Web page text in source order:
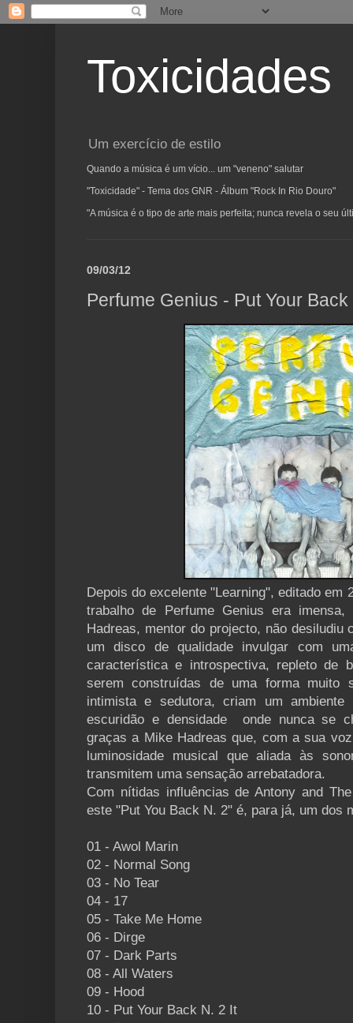
Toxicidades
Um exercício de estilo
Quando a música é um vício... um "veneno" salutar
"Toxicidade" - Tema dos GNR - Álbum "Rock In Rio Douro"
"A música é o tipo de arte mais perfeita; nunca revela o seu
09/03/12
Perfume Genius - Put Your Back
Depois do excelente "Learning", editado em
trabalho de Perfume Genius era
Hadreas, mentor do projecto, não desiludiu
um disco de qualidade invulgar com
característica e introspectiva, repleto de
serem construídas de uma forma muito
intimista e sedutora, criam um ambiente
escuridão e densidade onde nunca se
graças a Mike Hadreas que, com a sua
luminosidade musical que aliada às
transmitem uma sensação arrebatadora.
Com nítidas influências de Antony and
este "Put You Back N. 2" é, para já, um dos
01 - Awol Marin
02 - Normal Song
03 - No Tear
04 - 17
05 - Take Me Home
06 - Dirge
07 - Dark Parts
08 - All Waters
09 - Hood
10 - Put Your Back N. 2 It